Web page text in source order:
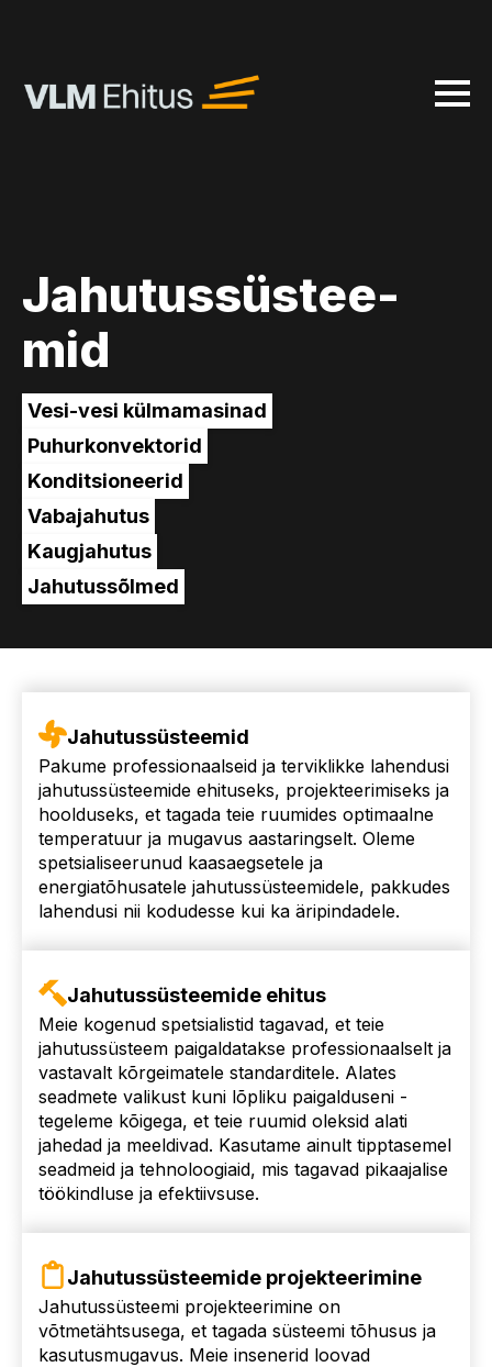
Jahutussüstee-
mid
Vesi-vesi külmamasinad
Puhurkonvektorid
Konditsioneerid
Vabajahutus
Kaugjahutus
Jahutussõlmed
Jahutussüsteemid
Pakume professionaalseid ja terviklikke lahendusi
jahutussüsteemide ehituseks, projekteerimiseks ja
hoolduseks, et tagada teie ruumides optimaalne
temperatuur ja mugavus aastaringselt. Oleme
spetsialiseerunud kaasaegsetele ja
energiatõhusatele jahutussüsteemidele, pakkudes
lahendusi nii kodudesse kui ka äripindadele.
Jahutussüsteemide ehitus
Meie kogenud spetsialistid tagavad, et teie
jahutussüsteem paigaldatakse professionaalselt ja
vastavalt kõrgeimatele standarditele. Alates
seadmete valikust kuni lõpliku paigalduseni -
tegeleme kõigega, et teie ruumid oleksid alati
jahedad ja meeldivad. Kasutame ainult tipptasemel
seadmeid ja tehnoloogiaid, mis tagavad pikaajalise
töökindluse ja efektiivsuse.
Jahutussüsteemide projekteerimine
Jahutussüsteemi projekteerimine on
võtmetähtsusega, et tagada süsteemi tõhusus ja
kasutusmugavus. Meie insenerid loovad